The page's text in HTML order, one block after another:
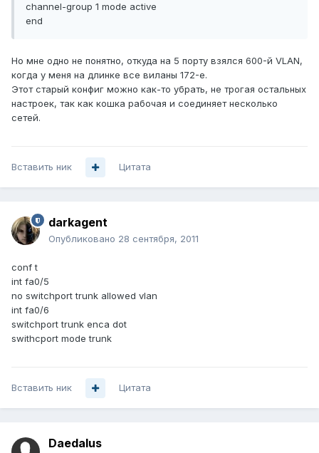
channel-group 1 mode active
end
Но мне одно не понятно, откуда на 5 порту взялся 600-й VLAN,
когда у меня на длинке все виланы 172-е.
Этот старый конфиг можно как-то убрать, не трогая остальных
настроек, так как кошка рабочая и соединяет несколько
сетей.
Вставить ник Цитата
darkagent
Опубликовано 28 сентября, 2011
conf t
int fa0/5
no switchport trunk allowed vlan
int fa0/6
switchport trunk enca dot
swithcport mode trunk
Вставить ник Цитата
Daedalus